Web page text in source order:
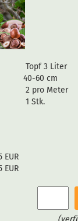
Topf 3 Liter
40-60 cm
2 pro Meter
1 Stk.
EUR
EUR